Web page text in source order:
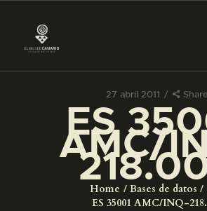
27 abril 2011 Share
ES
AMC/
Home Bases de datos
ES 35001 AMC/INQ-
PREPARAR LA
ACTIVIDADES